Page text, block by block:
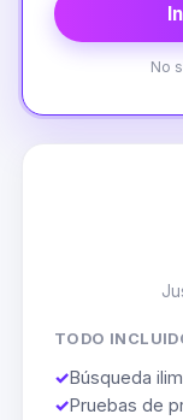
No
TODO
✓Búsqueda
✓Pruebas de